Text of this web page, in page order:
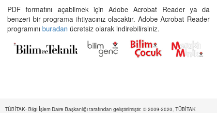
PDF formatını açabilmek için Adobe Acrobat Reader ya da
benzeri bir programa ihtiyacınız olacaktır. Adobe Acrobat Reader
programını buradan ücretsiz olarak indirebilirsiniz.
TÜBİTAK- Bilgi İşlem Daire Başkanlığı tarafından geliştirilmiştir. © 2009-2020, TÜBİTAK